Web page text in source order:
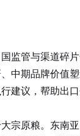
管与渠道碎片
中期品牌价值
建议，帮助出口
原粮。东南